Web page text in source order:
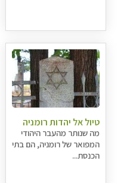
טיול אל יהדות רומניה
מה שנותר מהעבר היהודי
המפואר של רומניה, הם בתי
הכנסת...